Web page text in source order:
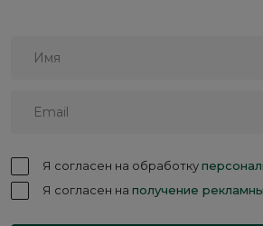
Я согласен на обработку
Я согласен на получение